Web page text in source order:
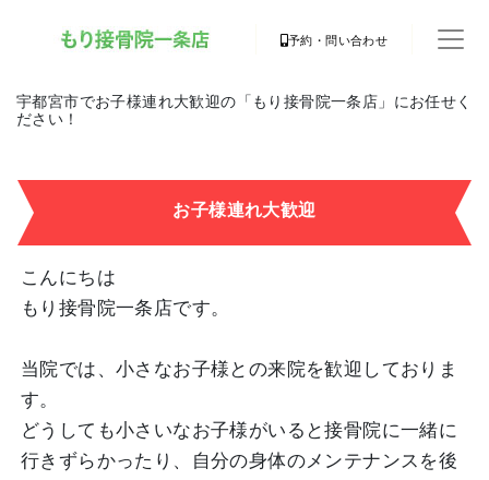
予約・問い合わせ
宇都宮市でお子様連れ大歓迎の「もり接骨院一条店」にお任せく
ださい！
お子様連れ大歓迎
こんにちは
もり接骨院一条店です。
当院では、小さなお子様との来院を歓迎しておりま
す。
どうしても小さいなお子様がいると接骨院に一緒に
行きずらかったり、自分の身体のメンテナンスを後